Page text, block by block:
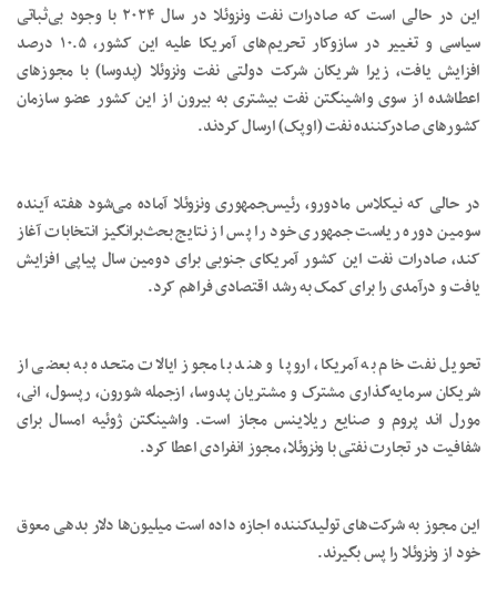
این در حالی است که صادرات نفت ونزوئلا در سال ۲۰۲۴ با وجود بی‌ثباتی
سیاسی و تغییر در سازوکار تحریم‌های آمریکا علیه این کشور، ۱۰.۵ درصد
افزایش یافت، زیرا شریکان شرکت دولتی نفت ونزوئلا (پدوسا) با مجوزهای
اعطاشده از سوی واشینگتن نفت بیشتری به بیرون از این کشور عضو سازمان
کشورهای صادرکننده نفت (اوپک) ارسال کردند.
در حالی که نیکلاس مادورو، رئیس‌جمهوری ونزوئلا آماده می‌شود هفته آینده
سومین دوره ریاست جمهوری خود را پس از نتایج بحث‌برانگیز انتخابات آغاز
کند، صادرات نفت این کشور آمریکای جنوبی برای دومین سال پیاپی افزایش
یافت و درآمدی را برای کمک به رشد اقتصادی فراهم کرد.
تحویل نفت خام به آمریکا، اروپا و هند با مجوز ایالات متحده به بعضی از
شریکان سرمایه‌گذاری مشترک و مشتریان پدوسا، ازجمله شورون، رپسول، انی،
مورل اند پروم و صنایع ریلاینس مجاز است. واشینگتن ژوئیه امسال برای
شفافیت در تجارت نفتی با ونزوئلا، مجوز انفرادی اعطا کرد.
این مجوز به شرکت‌های تولیدکننده اجازه داده است میلیون‌ها دلار بدهی معوق
خود از ونزوئلا را پس بگیرند.